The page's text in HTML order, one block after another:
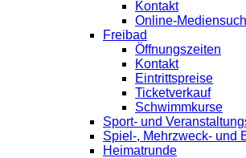
Kontakt
Online-
Freibad
Öffnungszeiten
Kontakt
Eintrittspreise
Ticketverkauf
Schwimmkurse
Sport- und
Spiel-, Mehrzweck- und
Heimatrunde